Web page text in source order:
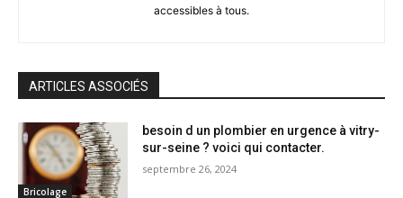
accessibles à tous.
ARTICLES ASSOCIÉS
Bricolage
besoin d un plombier en urgence à vitry-
sur-seine ? voici qui contacter.
septembre 26, 2024